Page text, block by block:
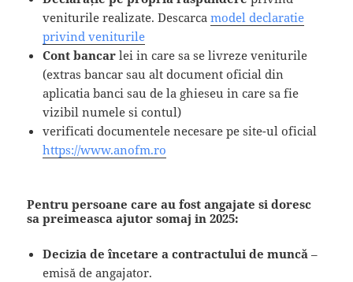
veniturile realizate. Descarcamodel declaratie
privind veniturile
Cont bancarlei in care sa se livreze veniturile
(extras bancar sau alt document oficial din
aplicatia banci sau de la ghieseu in care sa fie
vizibil numele si contul)
verificati documentele necesare pe site-ul oficial
https://www.anofm.ro
Pentru persoane care au fost angajate si doresc
sa preimeasca ajutor somaj in 2025:
Decizia de încetare a contractului de muncă –
emisă de angajator.